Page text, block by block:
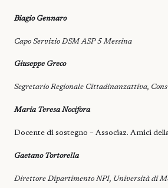
Biagio Gennaro
Capo Servizio DSM ASP 5 Messina
Giuseppe Greco
Segretario Regionale Cittadinanzattiva,
Maria Teresa Nocifora
Docente di sostegno – Associaz. Amici
Gaetano Tortorella
Direttore Dipartimento NPI, Università di